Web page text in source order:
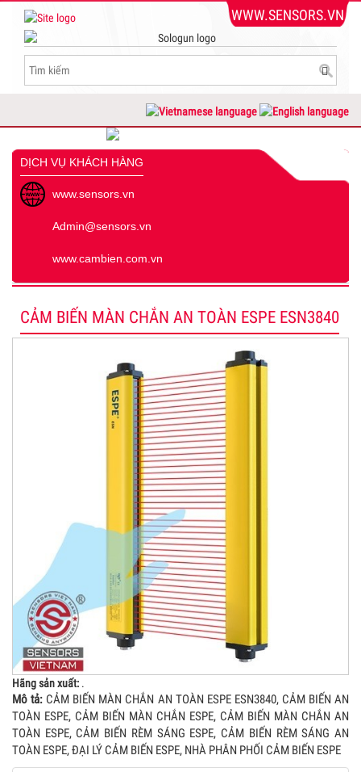
WWW.SENSORS.VN
DỊCH VỤ KHÁCH HÀNG
www.sensors.vn
Admin@sensors.vn
www.cambien.com.vn
CẢM BIẾN MÀN CHẮN AN TOÀN ESPE ESN3840
Hãng sản xuất: .
Mô tả: CẢM BIẾN MÀN CHẮN AN TOÀN ESPE ESN3840, CẢM BIẾN AN
TOÀN ESPE, CẢM BIẾN MÀN CHẮN ESPE, CẢM BIẾN MÀN CHẮN AN
TOÀN ESPE, CẢM BIẾN RÈM SÁNG ESPE, CẢM BIẾN RÈM SÁNG AN
TOÀN ESPE, ĐẠI LÝ CẢM BIẾN ESPE, NHÀ PHÂN PHỐI CẢM BIẾN ESPE